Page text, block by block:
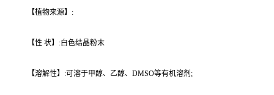
【植物来源】:
【性 状】:白色结晶粉末
【溶解性】:可溶于甲醇、乙醇、DMSO等有机溶剂;